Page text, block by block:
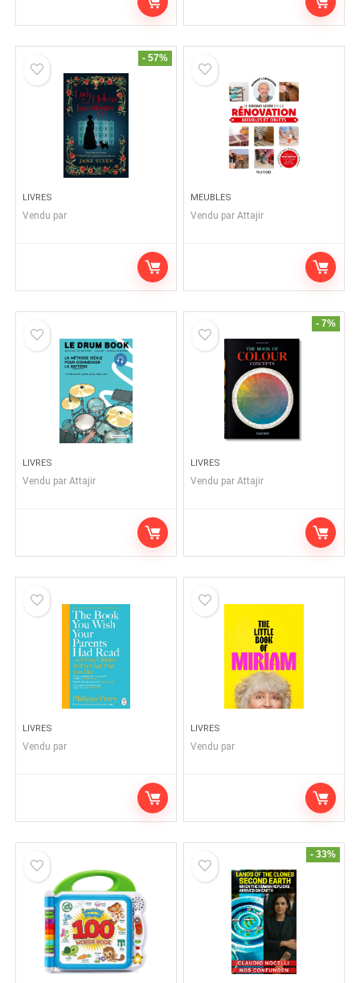
- 57%
LIVRES
Vendu par
MEUBLES
Vendu par Attajir
LIVRES
Vendu par Attajir
- 7%
LIVRES
Vendu par Attajir
LIVRES
Vendu par
LIVRES
Vendu par
- 33%